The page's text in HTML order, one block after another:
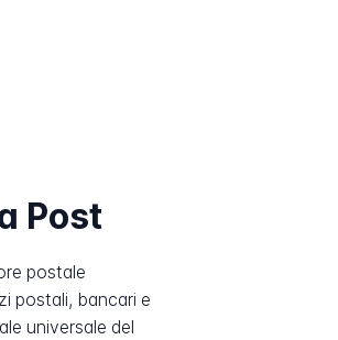
Post
postale
postali, bancari e
universale del